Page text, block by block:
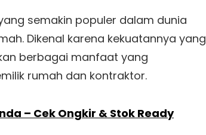
semakin populer dalam dunia
Dikenal karena kekuatannya yang
berbagai manfaat yang
rumah dan kontraktor.
– Cek Ongkir & Stok Ready